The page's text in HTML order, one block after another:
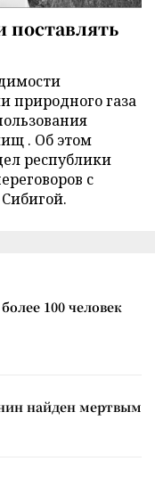
поставлять
природного газа
. Об этом
республики
с
100 человек
найден мертвым